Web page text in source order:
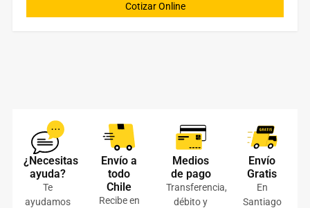
Cotizar Online
¿Necesitas
ayuda?
Te
ayudamos
Envío a
todo
Chile
Recibe en
Medios
de pago
Transferencia,
débito y
Envío
Gratis
En
Santiago